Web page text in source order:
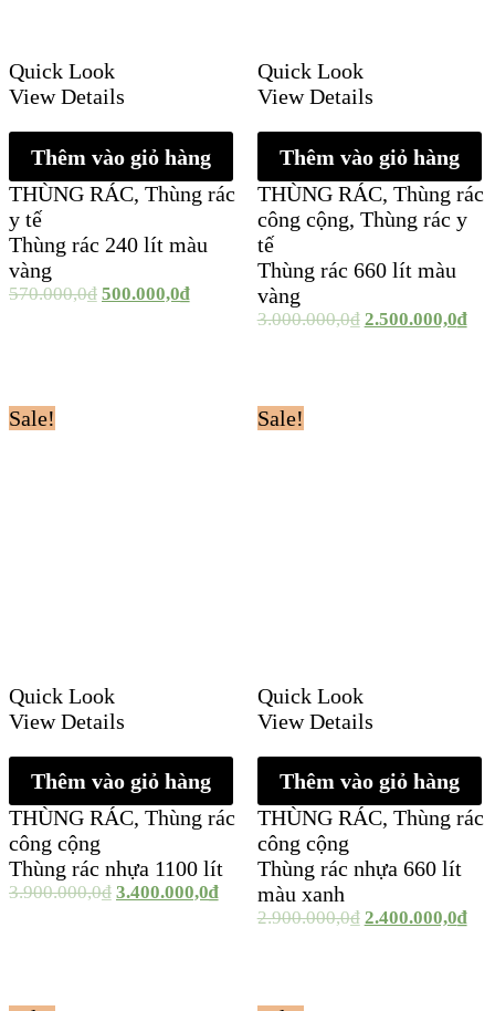
Quick Look
View Details
Thêm vào giỏ hàng
THÙNG RÁC, Thùng rác
y tế
Thùng rác 240 lít màu
vàng
570.000,0₫ 500.000,0₫
Quick Look
View Details
Thêm vào giỏ hàng
THÙNG RÁC, Thùng rác
công cộng, Thùng rác y
tế
Thùng rác 660 lít màu
vàng
3.000.000,0₫ 2.500.000,0₫
Sale!
Quick Look
View Details
Thêm vào giỏ hàng
THÙNG RÁC, Thùng rác
công cộng
Thùng rác nhựa 1100 lít
3.900.000,0₫ 3.400.000,0₫
Sale!
Quick Look
View Details
Thêm vào giỏ hàng
THÙNG RÁC, Thùng rác
công cộng
Thùng rác nhựa 660 lít
màu xanh
2.900.000,0₫ 2.400.000,0₫